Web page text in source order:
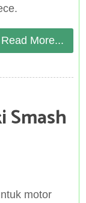
Read More...
Smash
motor